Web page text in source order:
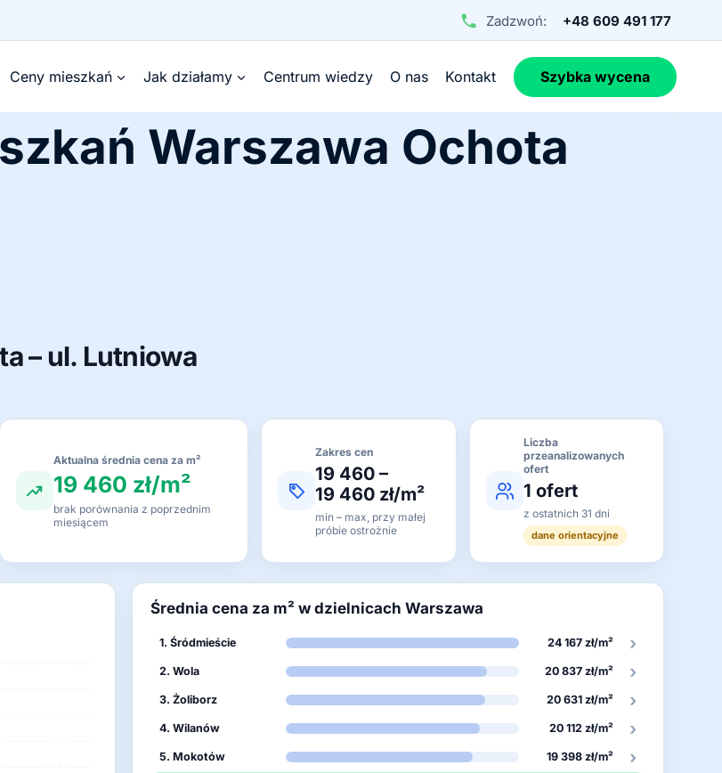
Zadzwoń: +48 609 491 177
Ceny mieszkań Jak działamy Centrum wiedzy O nas Kontakt Szybka wycena
Warszawa Ochota
– ul. Lutniowa
Aktualna średnia cena za m²
19 460 zł/m²
brak porównania z poprzednim
miesiącem
Zakres cen
19 460 –
19 460 zł/m²
min – max, przy małej
próbie ostrożnie
Liczba
przeanalizowanych
ofert
1 ofert
z ostatnich 31 dni
dane orientacyjne
Średnia cena za m² w dzielnicach Warszawa
1. Śródmieście 24 167 zł/m² ›
2. Wola 20 837 zł/m² ›
3. Żoliborz 20 631 zł/m² ›
4. Wilanów 20 112 zł/m² ›
5. Mokotów 19 398 zł/m² ›